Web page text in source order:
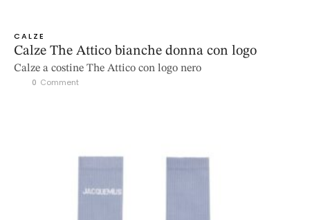
CALZE
Calze The Attico bianche donna con logo
Calze a costine The Attico con logo nero
0 Comment